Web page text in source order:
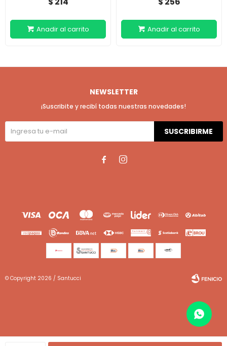
NEWSLETTER
¡Suscribite y recibí todas nuestras novedades!
SUSCRIBIRME
 
© Copyright 2026 / Santucci